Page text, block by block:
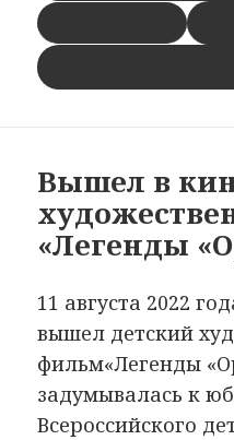
Вышел в
«Легенды
11 августа 2022
вышел детский
фильм«Легенды
задумывалась к
Всероссийского